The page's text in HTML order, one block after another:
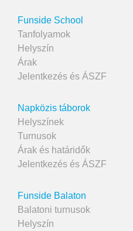
Funside School
Tanfolyamok
Helyszín
Árak
Jelentkezés és ÁSZF
Napközis táborok
Helyszínek
Turnusok
Árak és határidők
Jelentkezés és ÁSZF
Funside Balaton
Balatoni turnusok
Helyszín